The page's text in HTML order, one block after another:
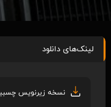
لینک‌های دانلود
نسخه زیرنویس